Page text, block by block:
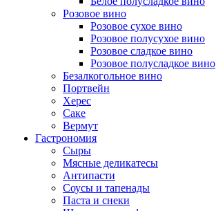
Розовое вино
Розовое сухое вино
Розовое полусухое вино
Розовое сладкое вино
Розовое полусладкое вино
Безалкогольное вино
Портвейн
Херес
Саке
Вермут
Гастрономия
Сыры
Мясные деликатесы
Антипасти
Соусы и тапенады
Паста и снеки